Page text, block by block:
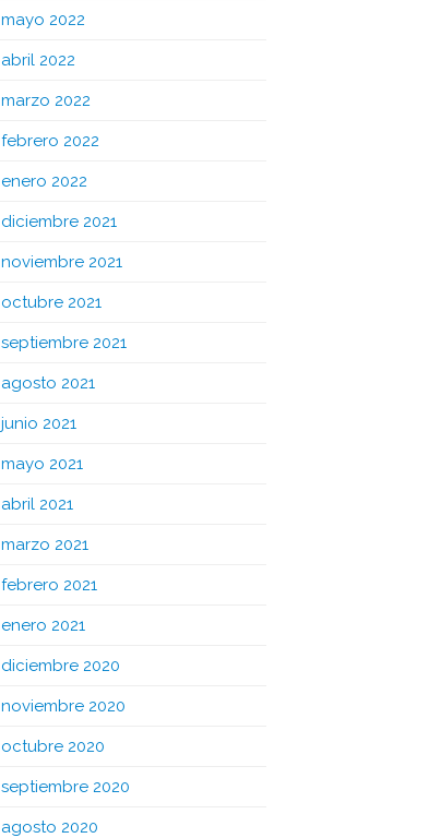
mayo 2022
abril 2022
marzo 2022
febrero 2022
enero 2022
diciembre 2021
noviembre 2021
octubre 2021
septiembre 2021
agosto 2021
junio 2021
mayo 2021
abril 2021
marzo 2021
febrero 2021
enero 2021
diciembre 2020
noviembre 2020
octubre 2020
septiembre 2020
agosto 2020